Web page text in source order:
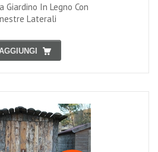
Giardino In Legno Con
Laterali